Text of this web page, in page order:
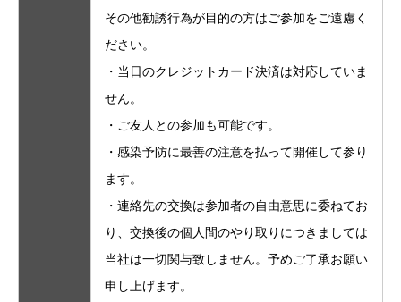
その他勧誘行為が目的の方はご参加をご遠慮く
ださい。
・当日のクレジットカード決済は対応していま
せん。
・ご友人との参加も可能です。
・感染予防に最善の注意を払って開催して参り
ます。
・連絡先の交換は参加者の自由意思に委ねてお
り、交換後の個人間のやり取りにつきましては
当社は一切関与致しません。予めご了承お願い
申し上げます。